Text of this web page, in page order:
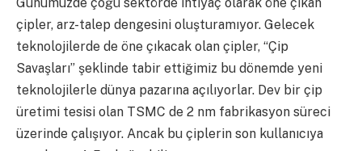
çipler, arz-talep dengesini oluşturamıyor. Gelecek
teknolojilerde de öne çıkacak olan çipler, “Çip
Savaşları” şeklinde tabir ettiğimiz bu dönemde yeni
teknolojilerle dünya pazarına açılıyorlar. Dev bir çip
üretimi tesisi olan TSMC de 2 nm fabrikasyon süreci
üzerinde çalışıyor. Ancak bu çiplerin son kullanıcıya